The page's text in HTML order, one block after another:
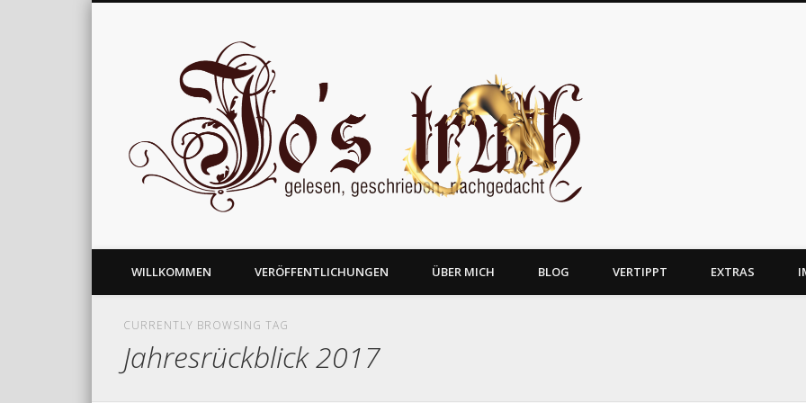
gelesen, geschrieben und nachgedacht
WILLKOMMEN VERÖFFENTLICHUNGEN ÜBER MICH BLOG VERTIPPT EXTRAS
CURRENTLY BROWSING TAG
Jahresrückblick 2017